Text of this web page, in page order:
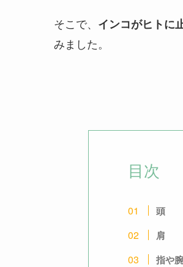
そこで、 インコがヒトに
みました。
目次
頭
肩
指や腕